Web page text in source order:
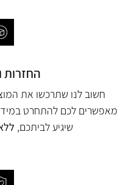
החזרות
חשוב לנו שתרכשו את
מאפשרים לכם להתחרט
שיגיע לביתכם,